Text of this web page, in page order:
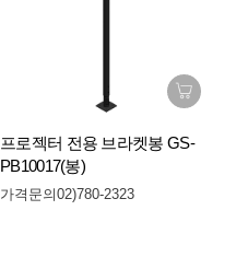
프로젝터 전용 브라켓봉 GS-
PB10017(봉)
가격문의02)780-2323